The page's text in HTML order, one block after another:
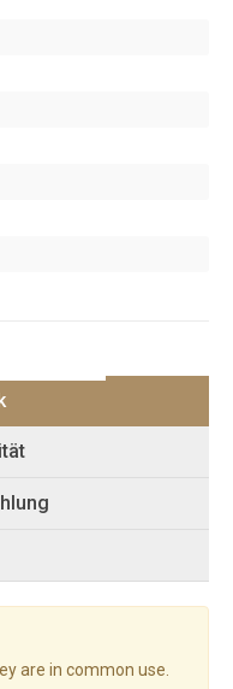
are in common use.